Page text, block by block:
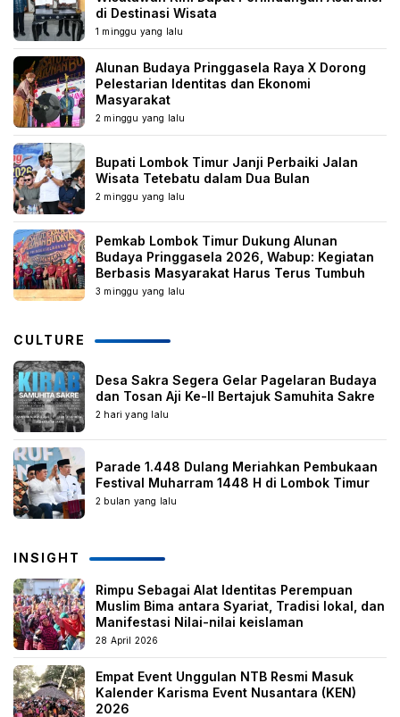
di Destinasi Wisata
1 minggu yang lalu
Alunan Budaya Pringgasela Raya X Dorong
Pelestarian Identitas dan Ekonomi
Masyarakat
2 minggu yang lalu
Bupati Lombok Timur Janji Perbaiki Jalan
Wisata Tetebatu dalam Dua Bulan
2 minggu yang lalu
Pemkab Lombok Timur Dukung Alunan
Budaya Pringgasela 2026, Wabup: Kegiatan
Berbasis Masyarakat Harus Terus Tumbuh
3 minggu yang lalu
CULTURE
Desa Sakra Segera Gelar Pagelaran Budaya
dan Tosan Aji Ke-II Bertajuk Samuhita Sakre
2 hari yang lalu
Parade 1.448 Dulang Meriahkan Pembukaan
Festival Muharram 1448 H di Lombok Timur
2 bulan yang lalu
INSIGHT
Rimpu Sebagai Alat Identitas Perempuan
Muslim Bima antara Syariat, Tradisi lokal, dan
Manifestasi Nilai-nilai keislaman
28 April 2026
Empat Event Unggulan NTB Resmi Masuk
Kalender Karisma Event Nusantara (KEN)
2026